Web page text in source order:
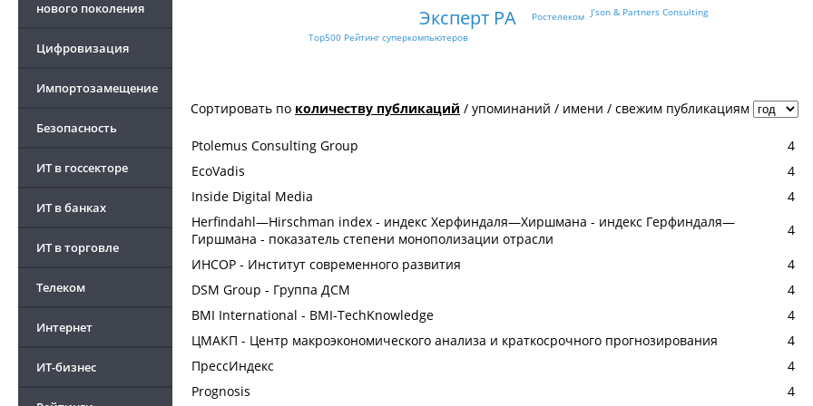
нового поколения
Цифровизация
Импортозамещение
Безопасность
ИТ в госсекторе
ИТ в банках
ИТ в торговле
Телеком
Интернет
ИТ-бизнес
Эксперт РА J’son & Partners Consulting
Top500 Рейтинг суперкомпьютеров
Ростелеком
Сортировать по количеству публикаций / упоминаний / имени / свежим публикациям
Ptolemus Consulting Group
4
EcoVadis
4
Inside Digital Media
4
Herfindahl—Hirschman index - индекс Херфиндаля—Хиршмана - индекс Герфиндаля—
Гиршмана - показатель степени монополизации отрасли
4
ИНСОР - Институт cовременного развития
4
DSM Group - Группа ДСМ
4
BMI International - BMI-TechKnowledge
4
ЦМАКП - Центр макроэкономического анализа и краткосрочного прогнозирования
4
ПрессИндекс
4
Prognosis
4